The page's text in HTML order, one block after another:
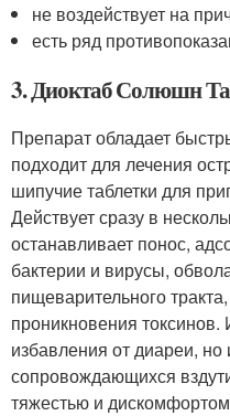
не воздействует на
есть ряд
3. Диоктаб Солюшн
Препарат обладает
подходит для лечения
шипучие таблетки для
Действует сразу в
останавливает понос,
бактерии и вирусы,
пищеварительного
проникновения токсинов.
избавления от диареи,
сопровождающихся
тяжестью и